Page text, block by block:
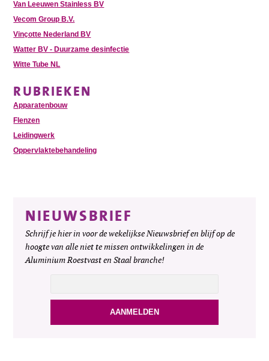
Van Leeuwen Stainless BV
Vecom Group B.V.
Vinçotte Nederland BV
Watter BV - Duurzame desinfectie
Witte Tube NL
RUBRIEKEN
Apparatenbouw
Flenzen
Leidingwerk
Oppervlaktebehandeling
NIEUWSBRIEF
Schrijf je hier in voor de wekelijkse Nieuwsbrief en blijf op de
hoogte van alle niet te missen ontwikkelingen in de
Aluminium Roestvast en Staal branche!